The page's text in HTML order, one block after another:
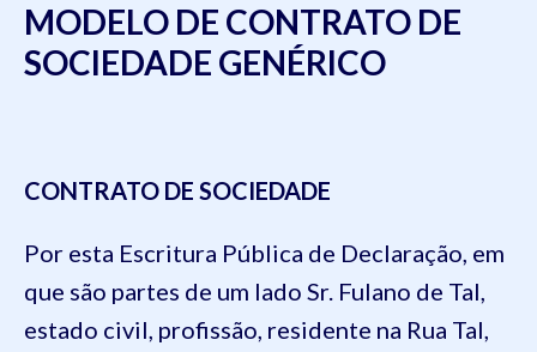
MODELO DE CONTRATO DE
SOCIEDADE GENÉRICO
CONTRATO DE SOCIEDADE
Por esta Escritura Pública de Declaração, em
que são partes de um lado Sr. Fulano de Tal,
estado civil, profissão, residente na Rua Tal,